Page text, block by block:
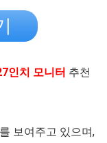
인치 모니터 추천
보여주고 있으며,